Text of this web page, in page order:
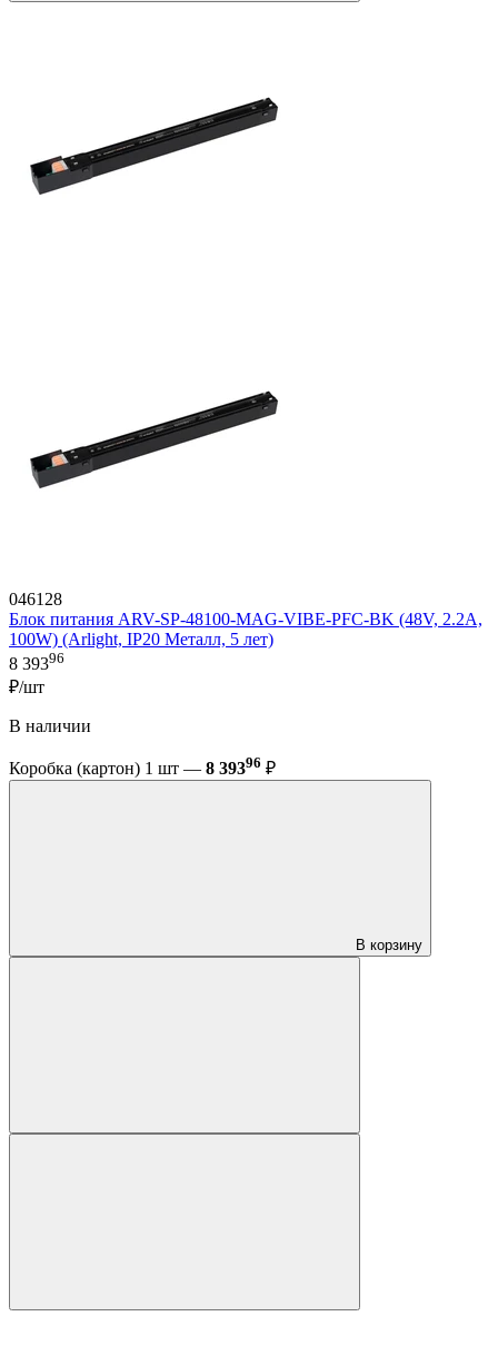
046128
Блок питания ARV-SP-48100-MAG-VIBE-PFC-BK (48V, 2.2A,
100W) (Arlight, IP20 Металл, 5 лет)
8 39396
₽/шт
В наличии
Коробка (картон) 1 шт — 8 39396 ₽
В корзину